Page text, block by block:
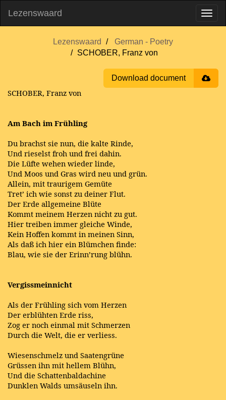
Lezenswaard
Lezenswaard
German - Poetry
SCHOBER, Franz von
Download document
SCHOBER, Franz von
Am Bach im Frühling
Du brachst sie nun, die kalte Rinde,
Und rieselst froh und frei dahin.
Die Lüfte wehen wieder linde,
Und Moos und Gras wird neu und grün.
Allein, mit traurigem Gemüte
Tret’ ich wie sonst zu deiner Flut.
Der Erde allgemeine Blüte
Kommt meinem Herzen nicht zu gut.
Hier treiben immer gleiche Winde,
Kein Hoffen kommt in meinen Sinn,
Als daß ich hier ein Blümchen finde:
Blau, wie sie der Erinn’rung blühn.
Vergissmeinnicht
Als der Frühling sich vom Herzen
Der erblühten Erde riss,
Zog er noch einmal mit Schmerzen
Durch die Welt, die er verliess.
Wiesenschmelz und Saatengrüne
Grüssen ihn mit hellem Blühn,
Und die Schattenbaldachine
Dunklen Walds umsäuseln ihn.